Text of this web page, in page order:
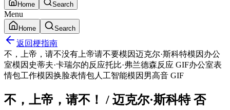
Home Search
Menu
Home Search
返回梗指南
不，上帝，请不没有上帝请不要模因迈克尔·斯科特模因 办公
室模因 史蒂夫·卡瑞尔的反应托比·弗兰德森反应 GIF办公室表
情包工作模因换脸表情包人工智能模因 男高音 GIF
不，上帝，请不！ / 迈克尔·斯科特 否